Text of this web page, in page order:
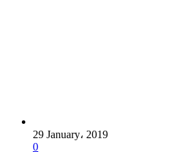
29 January، 2019
0